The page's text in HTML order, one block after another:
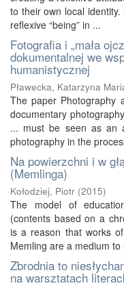
to their own local
reflexive “being” in ...
Fotografia i „mała
dokumentalnej we
humanistycznej
Pławecka, Katarzyna
The paper Photography
documentary
... must be seen as an
photography in the
Na powierzchni i w
(Memlinga)
Kołodziej, Piotr (2015)
The model of
(contents based on a
is a reason that works
Memling are a medium to
Zbrodnia to
na warsztatach